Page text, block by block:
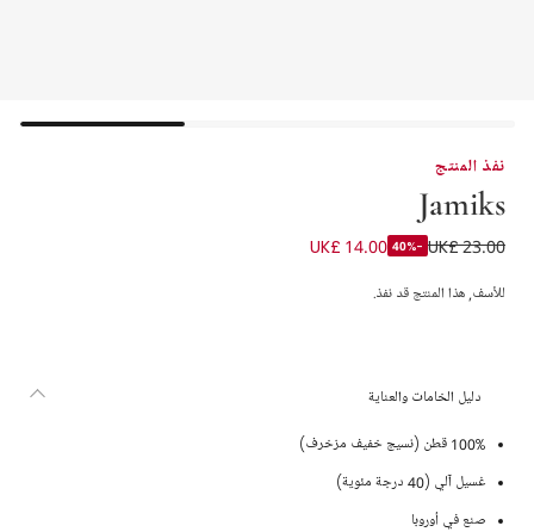
نفذ المنتج
Jamiks
قبعة قطن مطرزة لون زهري خوخي للبنات الرضع
UK£ 23.00
-40%
UK£ 14.00
للأسف, هذا المنتج قد نفذ.
دليل الخامات والعناية
100% قطن (نسيج خفيف مزخرف)
غسيل آلي (40 درجة مئوية)
صنع في أوروبا